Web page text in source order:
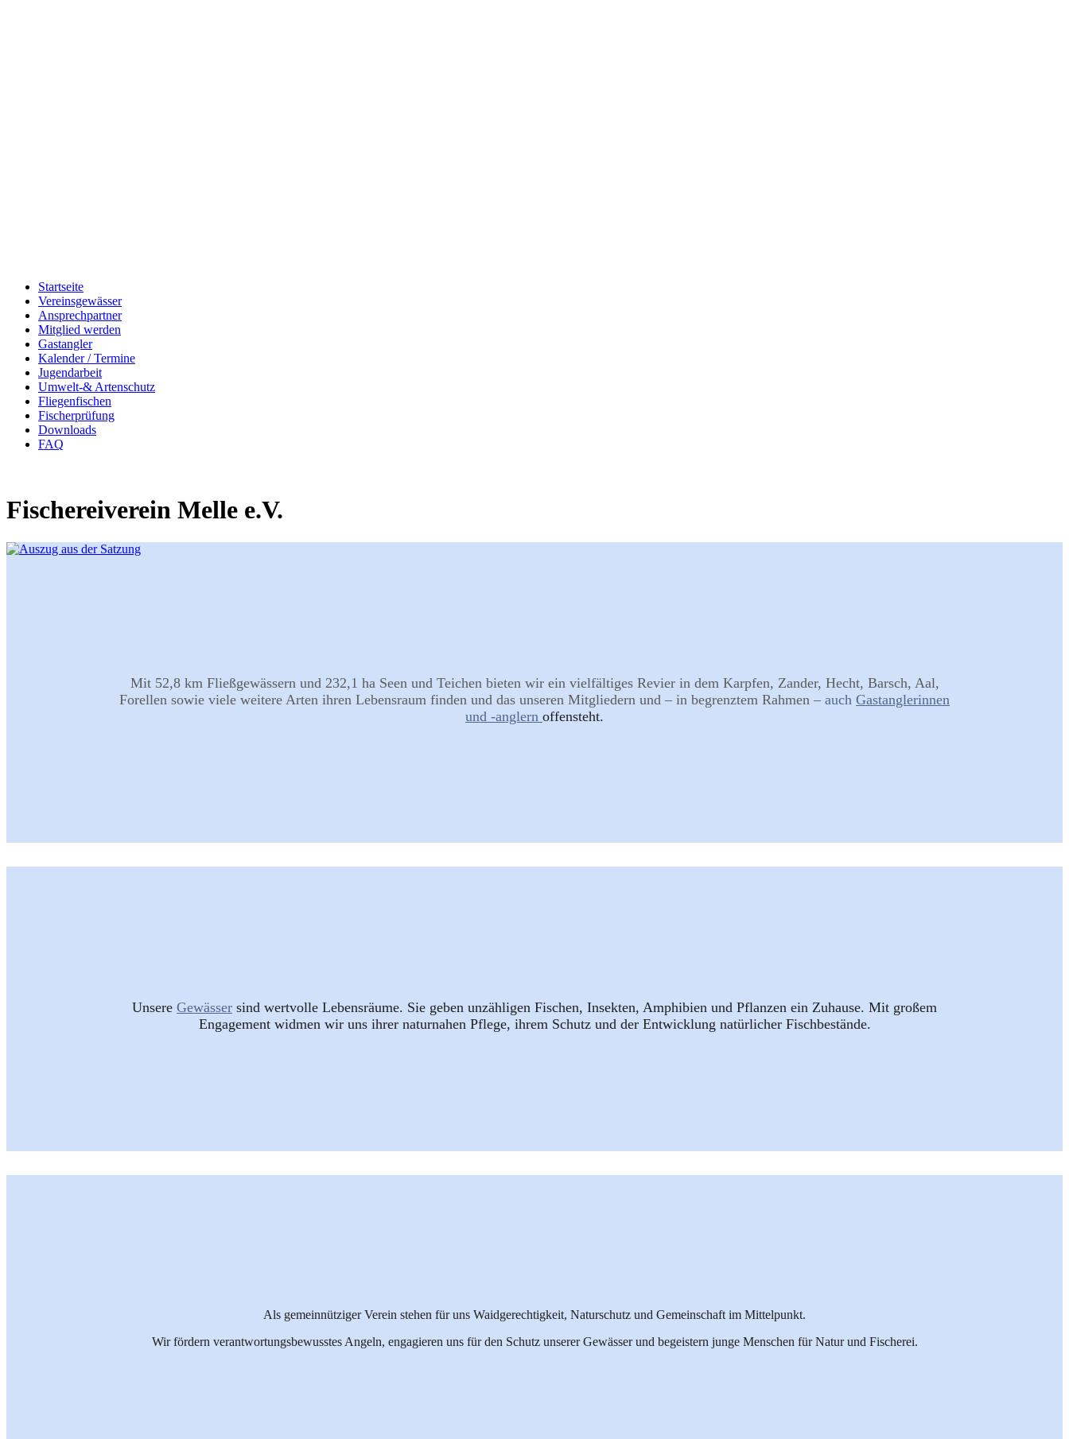
Startseite
Vereinsgewässer
Ansprechpartner
Mitglied werden
Gastangler
Kalender / Termine
Jugendarbeit
Umwelt-& Artenschutz
Fliegenfischen
Fischerprüfung
Downloads
FAQ
Fischereiverein Melle e.V.
Mit 52,8 km Fließgewässern und 232,1 ha Seen und Teichen bieten wir ein vielfältiges Revier in dem Karpfen, Zander, Hecht, Barsch, Aal,
Forellen sowie viele weitere Arten ihren Lebensraum finden und das unseren Mitgliedern und – in begrenztem Rahmen – auch Gastanglerinnen
und -anglern offensteht.
Unsere Gewässer sind wertvolle Lebensräume. Sie geben unzähligen Fischen, Insekten, Amphibien und Pflanzen ein Zuhause. Mit großem
Engagement widmen wir uns ihrer naturnahen Pflege, ihrem Schutz und der Entwicklung natürlicher Fischbestände.
Als gemeinnütziger Verein stehen für uns Waidgerechtigkeit, Naturschutz und Gemeinschaft im Mittelpunkt.
Wir fördern verantwortungsbewusstes Angeln, engagieren uns für den Schutz unserer Gewässer und begeistern junge Menschen für Natur und Fischerei.